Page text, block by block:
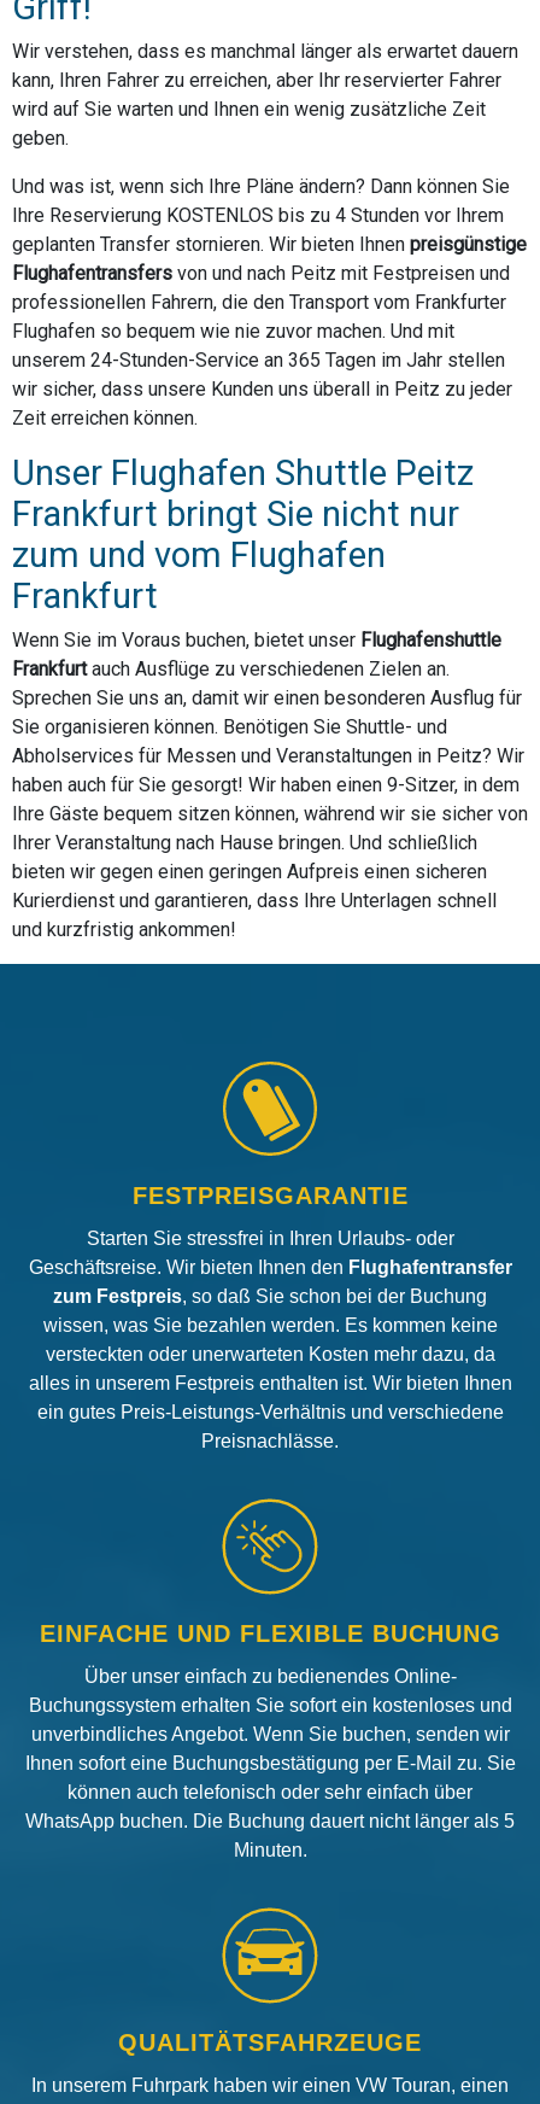
Wir verstehen, dass es manchmal länger als erwartet dauern
kann, Ihren Fahrer zu erreichen, aber Ihr reservierter Fahrer
wird auf Sie warten und Ihnen ein wenig zusätzliche Zeit
geben.
Und was ist, wenn sich Ihre Pläne ändern? Dann können Sie
Ihre Reservierung KOSTENLOS bis zu 4 Stunden vor Ihrem
geplanten Transfer stornieren. Wir bieten Ihnen preisgünstige
Flughafentransfers von und nach Peitz mit Festpreisen und
professionellen Fahrern, die den Transport vom Frankfurter
Flughafen so bequem wie nie zuvor machen. Und mit
unserem 24-Stunden-Service an 365 Tagen im Jahr stellen
wir sicher, dass unsere Kunden uns überall in Peitz zu jeder
Zeit erreichen können.
Unser Flughafen Shuttle Peitz
Frankfurt bringt Sie nicht nur
zum und vom Flughafen
Frankfurt
Wenn Sie im Voraus buchen, bietet unser Flughafenshuttle
Frankfurtauch Ausflüge zu verschiedenen Zielen an.
Sprechen Sie uns an, damit wir einen besonderen Ausflug für
Sie organisieren können. Benötigen Sie Shuttle- und
Abholservices für Messen und Veranstaltungen in Peitz? Wir
haben auch für Sie gesorgt! Wir haben einen 9-Sitzer, in dem
Ihre Gäste bequem sitzen können, während wir sie sicher von
Ihrer Veranstaltung nach Hause bringen. Und schließlich
bieten wir gegen einen geringen Aufpreis einen sicheren
Kurierdienst und garantieren, dass Ihre Unterlagen schnell
und kurzfristig ankommen!
FESTPREISGARANTIE
Starten Sie stressfrei in Ihren Urlaubs- oder
Geschäftsreise. Wir bieten Ihnen den Flughafentransfer
zum Festpreis, so daß Sie schon bei der Buchung
wissen, was Sie bezahlen werden. Es kommen keine
versteckten oder unerwarteten Kosten mehr dazu, da
alles in unserem Festpreis enthalten ist. Wir bieten Ihnen
ein gutes Preis-Leistungs-Verhältnis und verschiedene
Preisnachlässe.
EINFACHE UND FLEXIBLE BUCHUNG
Über unser einfach zu bedienendes Online-
Buchungssystem erhalten Sie sofort ein kostenloses und
unverbindliches Angebot. Wenn Sie buchen, senden wir
Ihnen sofort eine Buchungsbestätigung per E-Mail zu. Sie
können auch telefonisch oder sehr einfach über
WhatsApp buchen. Die Buchung dauert nicht länger als 5
Minuten.
QUALITÄTSFAHRZEUGE
In unserem Fuhrpark haben wir einen VW Touran, einen